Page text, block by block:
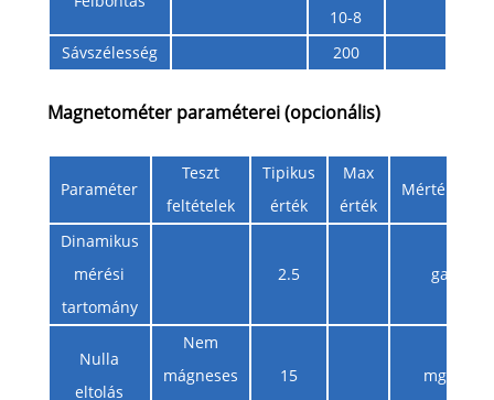
10-8
Sávszélesség 200
Magnetométer paraméterei (opcionális)
Paraméter
Teszt
feltételek
Tipikus
érték
Max
érték
Dinamikus
mérési
tartomány
2.5 gauss
Nulla
eltolás
Nem
mágneses
15 mgauss